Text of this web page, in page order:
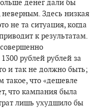
денег дали бы
неверным. Здесь низкая
не та ситуация, когда
к результатам.
рублей рублей за
и так не должно быть;
такое, что «дешевле
что кампания была
лишь ухудшило бы